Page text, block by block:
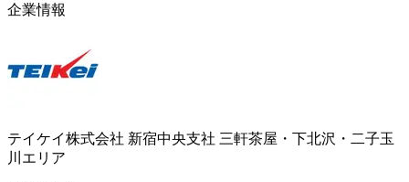
企業情報
テイケイ株式会社 新宿中央支社 三軒茶屋・下北沢・二子玉
川エリア